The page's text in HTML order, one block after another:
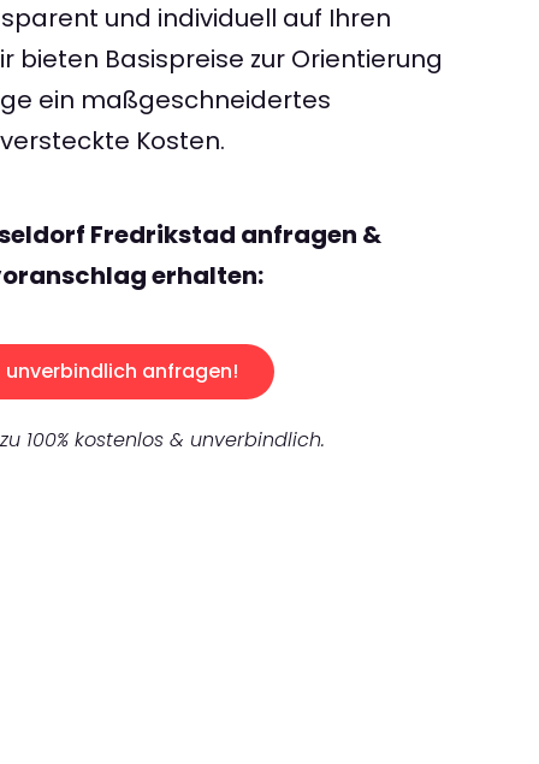
und individuell auf Ihren
bieten Basispreise zur Orientierung
ein maßgeschneidertes
Kosten.
Fredrikstad anfragen &
erhalten:
unverbindlich anfragen!
100% kostenlos & unverbindlich.